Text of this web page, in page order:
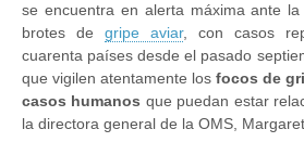
se encuentra en alerta máxima ante
brotes de gripe aviar, con casos
cuarenta países desde el pasado
que vigilen atentamente los focos de
casos humanos que puedan estar
la directora general de la OMS, Margaret